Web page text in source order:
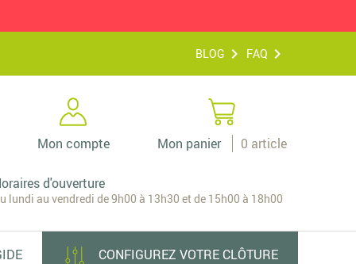
BLOG FAQ
Mon panier 0 article
Mon compte
d'ouverture
lundi au vendredi de 9h00 à 13h30 et de 15h00 à 18h00
CONFIGUREZ VOTRE CLÔTURE